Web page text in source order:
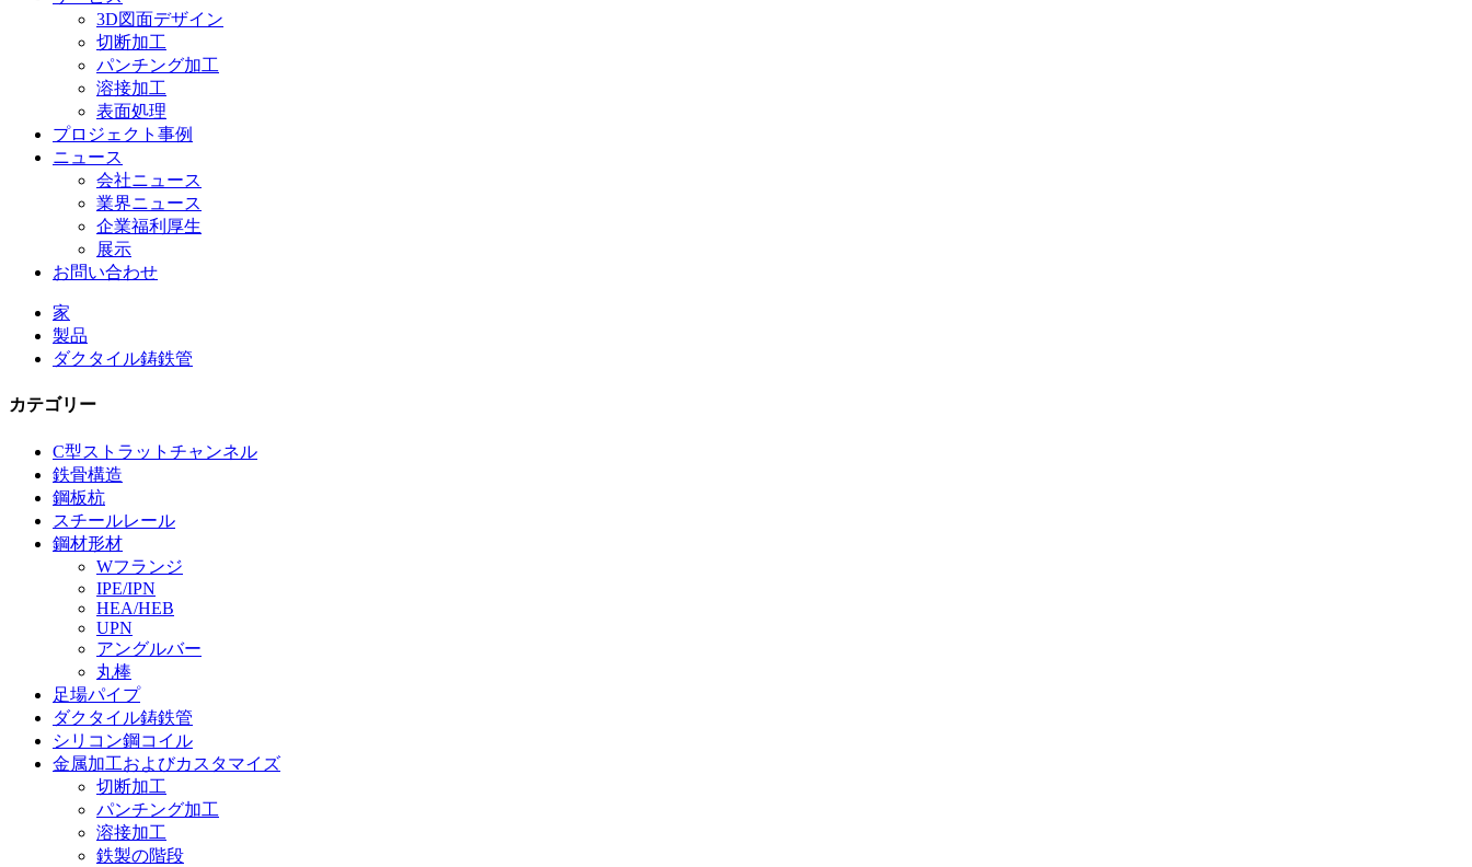
3D図面デザイン
切断加工
パンチング加工
溶接加工
表面処理
プロジェクト事例
ニュース
会社ニュース
業界ニュース
企業福利厚生
展示
お問い合わせ
家
製品
ダクタイル鋳鉄管
カテゴリー
C型ストラットチャンネル
鉄骨構造
鋼板杭
スチールレール
鋼材形材
Wフランジ
IPE/IPN
HEA/HEB
UPN
アングルバー
丸棒
足場パイプ
ダクタイル鋳鉄管
シリコン鋼コイル
金属加工およびカスタマイズ
切断加工
パンチング加工
溶接加工
鉄製の階段